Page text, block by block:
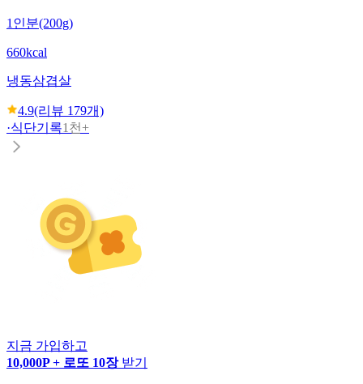
1인분(200g)
660kcal
냉동삼겹살
4.9(리뷰 179개)
·식단기록1천+
지금 가입하고
10,000P + 로또 10장 받기